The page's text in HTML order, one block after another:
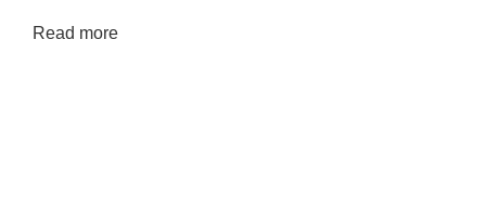
Read more